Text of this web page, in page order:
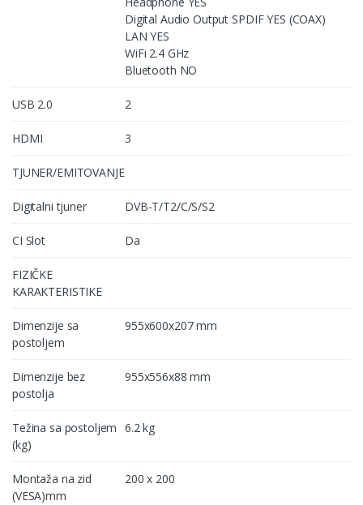
Digital Audio Output SPDIF YES (COAX)
LAN YES
WiFi 2.4 GHz
Bluetooth NO
USB 2.0 2
HDMI 3
TJUNER/EMITOVANJE
Digitalni tjuner DVB-T/T2/C/S/S2
CI Slot Da
FIZIČKE
KARAKTERISTIKE
Dimenzije sa
postoljem
955x600x207 mm
Dimenzije bez
postolja
955x556x88 mm
Težina sa postoljem
(kg)
6.2 kg
Montaža na zid
(VESA)mm
200 x 200